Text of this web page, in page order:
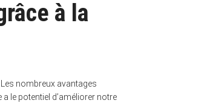
à la
Les nombreux avantages
le potentiel d’améliorer notre